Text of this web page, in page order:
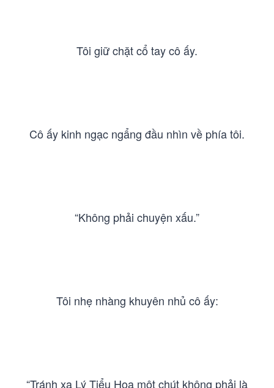
Tôi giữ chặt cổ tay cô ấy.
Cô ấy kinh ngạc ngẩng đầu nhìn về phía tôi.
“Không phải chuyện xấu.”
Tôi nhẹ nhàng khuyên nhủ cô ấy:
“Tránh xa Lý Tiểu Hoa một chút không phải là